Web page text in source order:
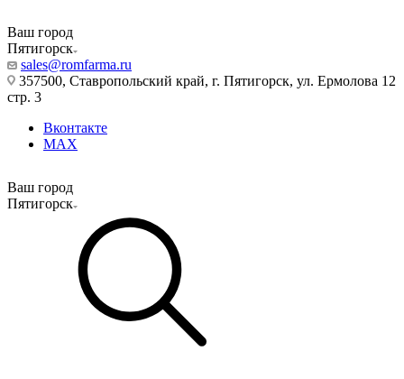
Ваш город
Пятигорск
sales@romfarma.ru
357500, Ставропольский край, г. Пятигорск, ул. Ермолова 12
стр. 3
Вконтакте
MAX
Ваш город
Пятигорск